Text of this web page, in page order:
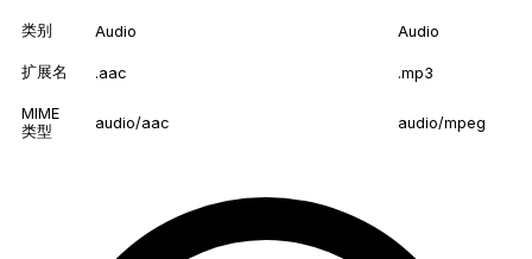
类别 Audio Audio
扩展名 .aac .mp3
MIME
类型
audio/aac audio/mpeg